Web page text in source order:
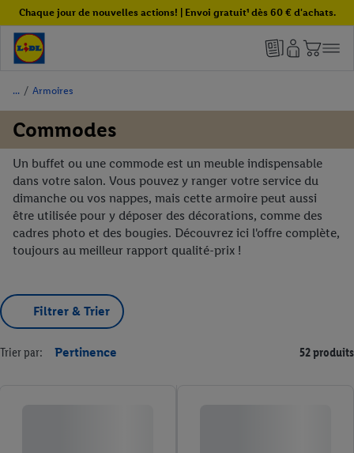
Chaque jour de nouvelles actions! | Envoi gratuit¹ dès 60 € d'achats.
/ Armoires
Commodes
Un buffet ou une commode est un meuble indispensable
dans votre salon. Vous pouvez y ranger votre service du
dimanche ou vos nappes, mais cette armoire peut aussi
être utilisée pour y déposer des décorations, comme des
cadres photo et des bougies. Découvrez ici l'offre complète,
toujours au meilleur rapport qualité-prix !
Filtrer & Trier
Trier par: Pertinence 52 produits